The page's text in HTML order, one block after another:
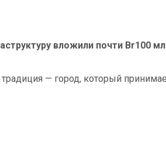
вложили почти Br100
— город, который